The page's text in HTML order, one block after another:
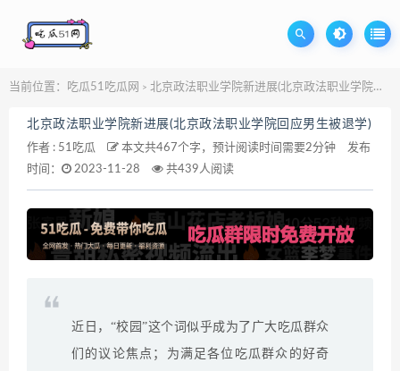
当前位置： 吃瓜51吃瓜网 > 北京政法职业学院新进展(北京政法职业学院回应男生被退学)
北京政法职业学院新进展(北京政法职业学院回应男生被退学)
作者 : 51吃瓜 本文共467个字，预计阅读时间需要2分钟
发布
时间：
2023-11-28 共439人阅读
近日，“校园”这个词似乎成为了广大吃瓜群众
们的议论焦点；为满足各位吃瓜群众的好奇